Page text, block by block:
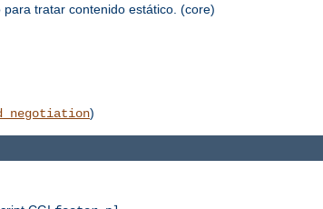
para tratar contenido estático. (core)
)